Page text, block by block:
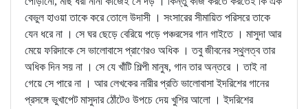
বেভুল হাওয়া তাকে করে তোলে উদাসী । সংসারের সীমায়িত পরিসরে তাকে
যেন ধরে না । সে ঘর ছেড়ে বেরিয়ে পড়ে পঞ্চরসের গান গাইতে । মাসুদা আর
মেয়ে ফরিদাকে সে ভালোবাসে প্রাণেরও অধিক । তবু জীবনের স্থুলত্ব তার
অধিক দিন সয় না । সে যে খাঁটি শিল্পী মানুষ, গান তার অন্তরে । তাই না
গেয়ে সে পারে না । আর লেখকের নারীর প্রতি ভালোবাসা ইদরিশের গানের
প্রসঙ্গে ভুখাপেট মাসুদার ঠোঁটেও উপচে দেয় খুশির আলো । ইদরিশের